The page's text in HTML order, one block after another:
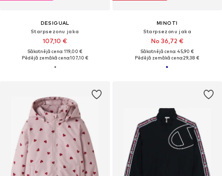
DESIGUAL
Starpsezonu jaka
107,10 €
Sākotnējā cena: 119,00 €
Pēdējā zemākā cena:107,10 €
MINOTI
Starpsezonu jaka
No 36,72 €
Sākotnējā cena: 45,90 €
Pēdējā zemākā cena:29,38 €